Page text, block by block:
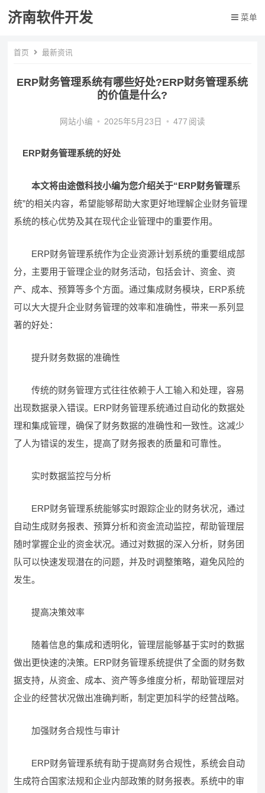
济南软件开发 菜单
首页 最新资讯
ERP财务管理系统有哪些好处?ERP财务管理系统
的价值是什么?
网站小编 • 2025年5月23日 • 477 阅读
ERP财务管理系统的好处
本文将由途傲科技小编为您介绍关于“ERP财务管理系
统”的相关内容，希望能够帮助大家更好地理解企业财务管理
系统的核心优势及其在现代企业管理中的重要作用。
ERP财务管理系统作为企业资源计划系统的重要组成部
分，主要用于管理企业的财务活动，包括会计、资金、资
产、成本、预算等多个方面。通过集成财务模块，ERP系统
可以大大提升企业财务管理的效率和准确性，带来一系列显
著的好处：
提升财务数据的准确性
传统的财务管理方式往往依赖于人工输入和处理，容易
出现数据录入错误。ERP财务管理系统通过自动化的数据处
理和集成管理，确保了财务数据的准确性和一致性。这减少
了人为错误的发生，提高了财务报表的质量和可靠性。
实时数据监控与分析
ERP财务管理系统能够实时跟踪企业的财务状况，通过
自动生成财务报表、预算分析和资金流动监控，帮助管理层
随时掌握企业的资金状况。通过对数据的深入分析，财务团
队可以快速发现潜在的问题，并及时调整策略，避免风险的
发生。
提高决策效率
随着信息的集成和透明化，管理层能够基于实时的数据
做出更快速的决策。ERP财务管理系统提供了全面的财务数
据支持，从资金、成本、资产等多维度分析，帮助管理层对
企业的经营状况做出准确判断，制定更加科学的经营战略。
加强财务合规性与审计
ERP财务管理系统有助于提高财务合规性，系统会自动
生成符合国家法规和企业内部政策的财务报表。系统中的审